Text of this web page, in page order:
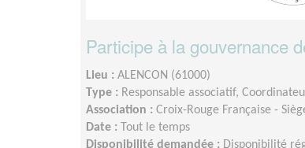
Participe à la gouvernance
Lieu : ALENCON (61000)
Type : Responsable associatif,
Association : Croix-Rouge Française -
Date : Tout le temps
Disponibilité demandée : Disponibilité